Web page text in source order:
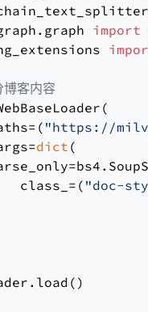
import
客内容
"https://
dict (
class_=(
"doc-